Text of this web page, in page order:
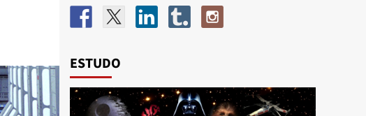
ESTUDO